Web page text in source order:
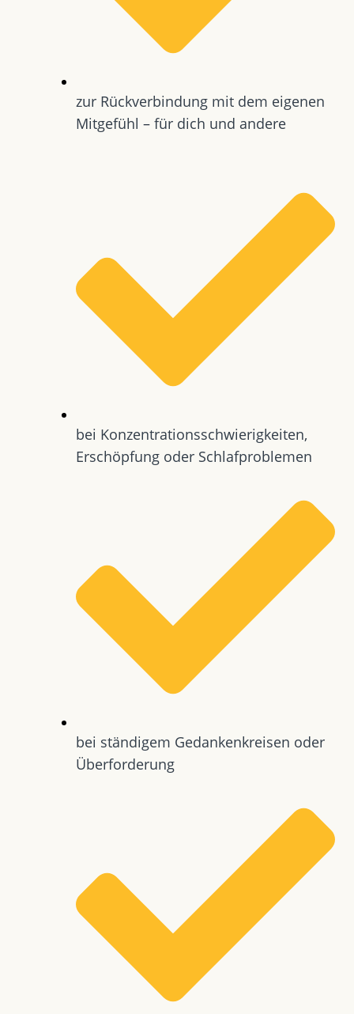
zur Rückverbindung mit dem eigenen
Mitgefühl – für dich und andere
bei Konzentrationsschwierigkeiten,
Erschöpfung oder Schlafproblemen
bei ständigem Gedankenkreisen oder
Überforderung